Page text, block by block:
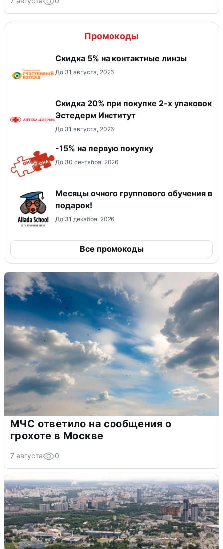
Промокоды
Скидка 5% на контактные линзы
До 31 августа, 2026
Скидка 20% при покупке 2-х упаковок
Эстедерм Институт
До 31 августа, 2026
-15% на первую покупку
До 30 сентября, 2026
Месяцы очного группового обучения в
подарок!
До 31 декабря, 2026
Все промокоды
МЧС ответило на сообщения о
грохоте в Москве
7 августа 0